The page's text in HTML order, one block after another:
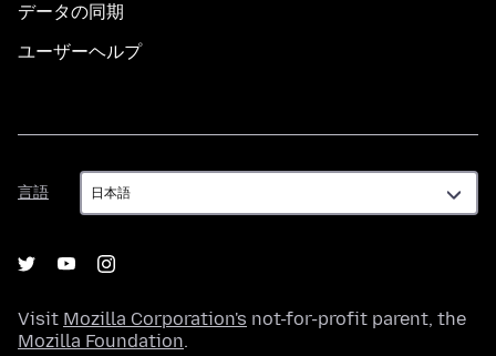
データの同期
ユーザーヘルプ
言語
言
語
Visit Mozilla Corporation's not-for-profit parent, the
Mozilla Foundation.